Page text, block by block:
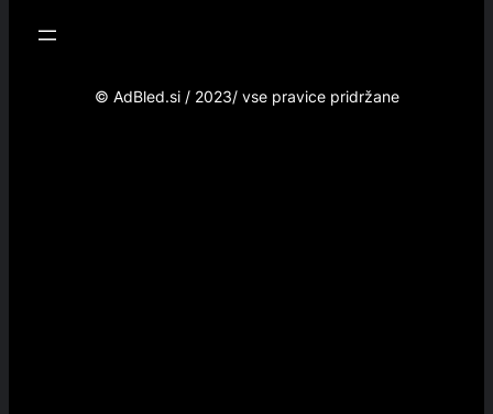
© AdBled.si / 2023/ vse pravice pridržane